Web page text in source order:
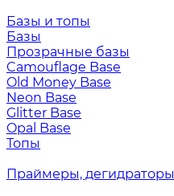
Базы и топы
Базы
Прозрачные базы
Camouflage Base
Old Money Base
Neon Base
Glitter Base
Opal Base
Топы
Праймеры, дегидраторы